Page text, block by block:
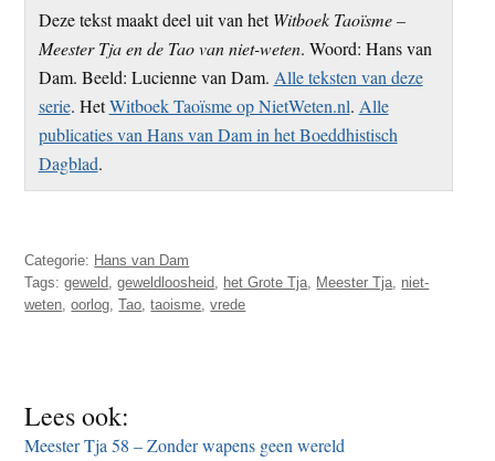
Deze tekst maakt deel uit van hetWitboek Taoïsme –
Meester Tja en de Tao van niet-weten. Woord: Hans van
Dam. Beeld: Lucienne van Dam. Alle teksten van deze
serie. HetWitboek Taoïsme op NietWeten.nl. Alle
publicaties van Hans van Dam in het Boeddhistisch
Dagblad.
Categorie: Hans van Dam
Tags:geweld,geweldloosheid, het Grote Tja, Meester Tja, niet-
weten,oorlog,Tao,taoisme,vrede
Lees ook:
Meester Tja 58 – Zonder wapens geen wereld